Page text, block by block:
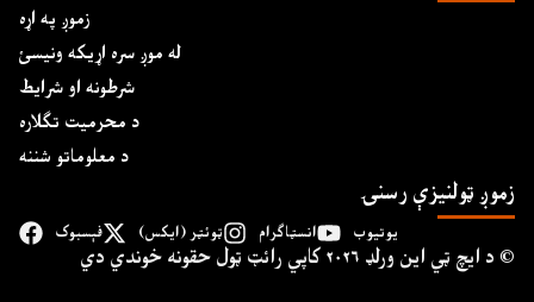
زموږ په اړه
له موږ سره اړیکه ونیسئ
شرطونه او شرایط
د محرمیت تګلاره
د معلوماتو شننه
زموږ ټولنیزې رسنۍ
فېسبوک ټوئټر (ایکس) انسټاګرام یوتیوب
د ايچ ټي اين وﺭلډ ۲۰۲۶ کاپي ﺭائټ ټول حقونه خوندي دي ©